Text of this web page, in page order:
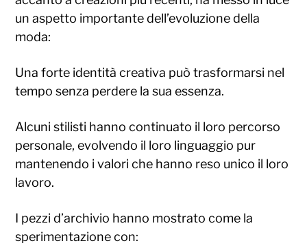
un aspetto importante dell’evoluzione della
moda:
Una forte identità creativa può trasformarsi nel
tempo senza perdere la sua essenza.
Alcuni stilisti hanno continuato il loro percorso
personale, evolvendo il loro linguaggio pur
mantenendo i valori che hanno reso unico il loro
lavoro.
I pezzi d’archivio hanno mostrato come la
sperimentazione con: